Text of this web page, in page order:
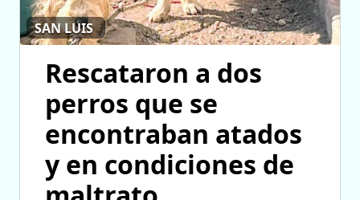
SAN LUIS
Rescataron a dos
perros que se
encontraban atados
y en condiciones de